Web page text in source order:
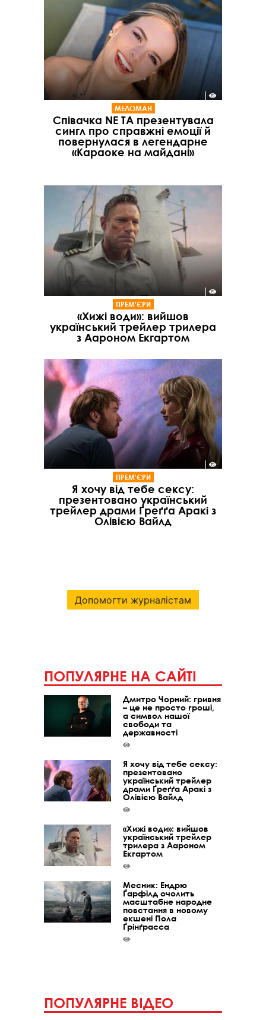
МЕЛОМАН
Співачка NE TA презентувала
сингл про справжні емоції й
повернулася в легендарне
«Караоке на майдані»
ПРЕМ'ЄРИ
«Хижі води»: вийшов
український трейлер трилера
з Аароном Екгартом
ПРЕМ'ЄРИ
Я хочу від тебе сексу:
презентовано український
трейлер драми Ґреґґа Аракі з
Олівією Вайлд
Допомогти журналістам
ПОПУЛЯРНЕ НА САЙТІ
Дмитро Чорний: гривня
– це не просто гроші,
а символ нашої
свободи та
державності
Я хочу від тебе сексу:
презентовано
український трейлер
драми Ґреґґа Аракі з
Олівією Вайлд
«Хижі води»: вийшов
український трейлер
трилера з Аароном
Екгартом
Месник: Ендрю
Ґарфілд очолить
масштабне народне
повстання в новому
екшені Пола
Ґрінґрасса
ПОПУЛЯРНЕ ВІДЕО